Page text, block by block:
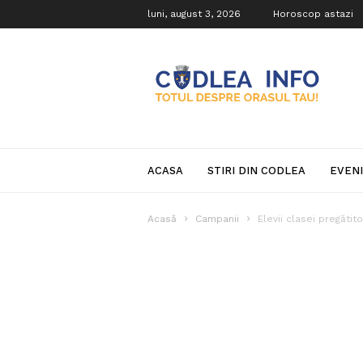
luni, august 3, 2026 Horoscop astazi
Info
ACASA STIRI DIN CODLEA
Acasă Campanii Elevii clasei